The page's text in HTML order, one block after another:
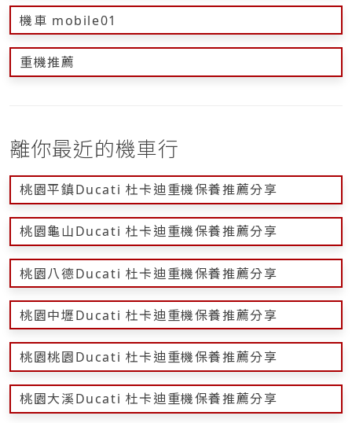
機車 mobile01
重機推薦
離你最近的機車行
桃園平鎮Ducati 杜卡迪重機保養推薦分享
桃園龜山Ducati 杜卡迪重機保養推薦分享
桃園八德Ducati 杜卡迪重機保養推薦分享
桃園中壢Ducati 杜卡迪重機保養推薦分享
桃園桃園Ducati 杜卡迪重機保養推薦分享
桃園大溪Ducati 杜卡迪重機保養推薦分享